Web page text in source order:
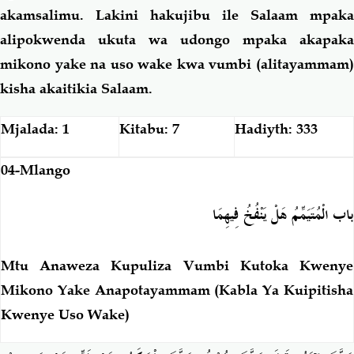
akamsalimu. Lakini hakujibu ile Salaam mpaka
alipokwenda ukuta wa udongo mpaka akapaka
mikono yake na uso wake kwa vumbi (alitayammam)
kisha akaitikia Salaam.
Mjalada: 1 Kitabu: 7 Hadiyth: 333
04-Mlango
باب الْمُتَيَمِّمُ هَلْ يَنْفُخُ فِيهِمَا
Mtu Anaweza Kupuliza Vumbi Kutoka Kwenye
Mikono Yake Anapotayammam (Kabla Ya Kuipitisha
Kwenye Uso Wake)